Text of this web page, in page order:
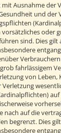
Ausnahme der
und der
vorsätzliches oder
sind. Dies
fahrlässigem
von Leben,
auf
nach auf die
begrenzt. Dies